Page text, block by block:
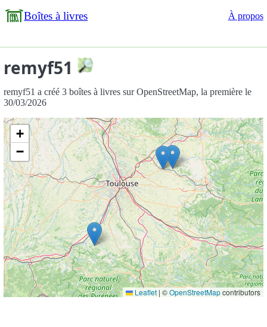
Boîtes à livres À propos
remyf51
remyf51 a créé 3 boîtes à livres sur OpenStreetMap, la première le
30/03/2026
+
−
Leaflet | ©OpenStreetMapcontributors